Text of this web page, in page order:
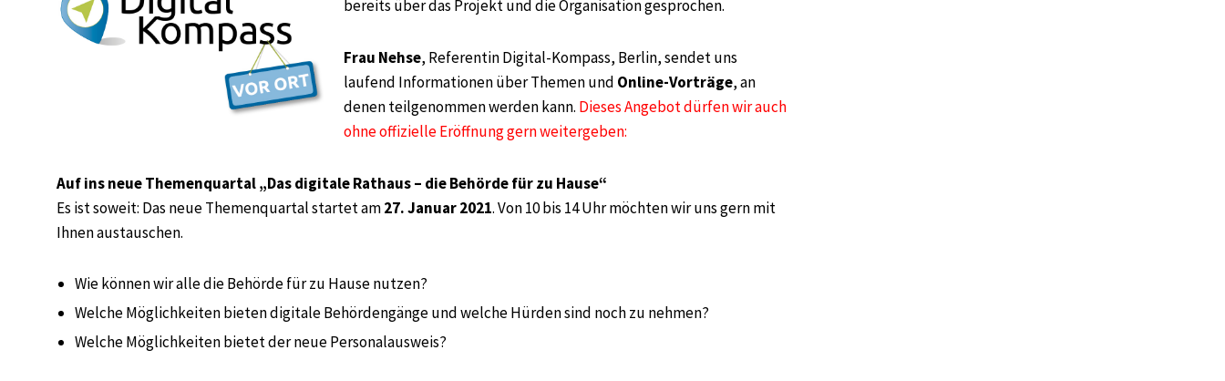
bereits über das Projekt und die Organisation gesprochen.
Frau Nehse, Referentin Digital-Kompass, Berlin, sendet uns
laufend Informationen über Themen und Online-Vorträge, an
denen teilgenommen werden kann. Dieses Angebot dürfen wir auch
ohne offizielle Eröffnung gern weitergeben:
Auf ins neue Themenquartal „Das digitale Rathaus – die Behörde für zu Hause“
Es ist soweit: Das neue Themenquartal startet am27. Januar 2021. Von 10 bis 14 Uhr möchten wir uns gern mit
Ihnen austauschen.
Wie können wir alle die Behörde für zu Hause nutzen?
Welche Möglichkeiten bieten digitale Behördengänge und welche Hürden sind noch zu nehmen?
Welche Möglichkeiten bietet der neue Personalausweis?